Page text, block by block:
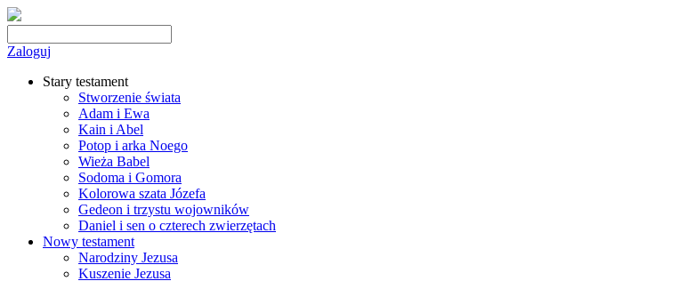
Zaloguj
Stary testament
Stworzenie świata
Adam i Ewa
Kain i Abel
Potop i arka Noego
Wieża Babel
Sodoma i Gomora
Kolorowa szata Józefa
Gedeon i trzystu wojowników
Daniel i sen o czterech zwierzętach
Nowy testament
Narodziny Jezusa
Kuszenie Jezusa